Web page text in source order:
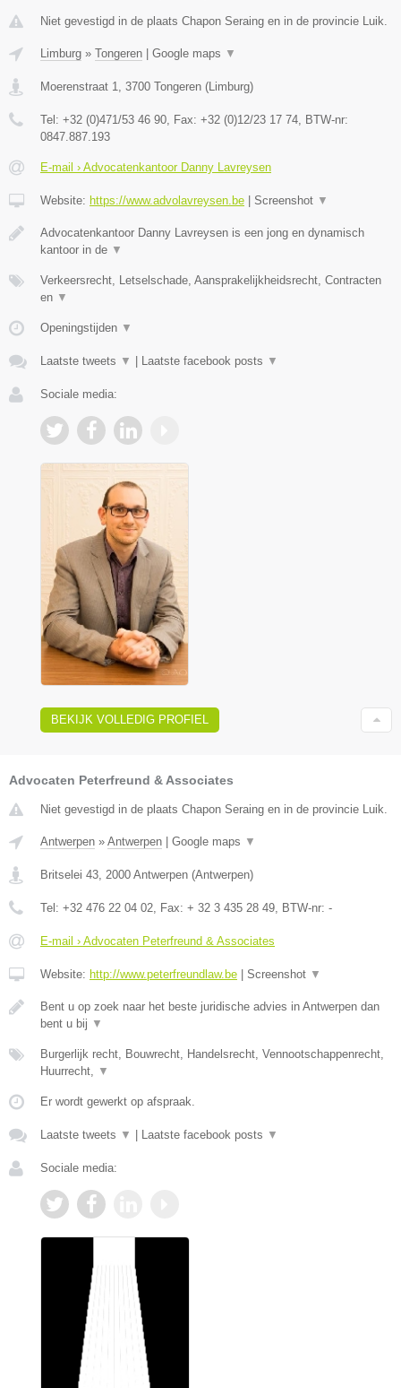
Niet gevestigd in de plaats Chapon Seraing en in de provincie Luik.
Limburg » Tongeren Google maps ▼
Moerenstraat 1, 3700 Tongeren (Limburg)
Tel: +32 (0)471/53 46 90, Fax: +32 (0)12/23 17 74, BTW-nr:
0847.887.193
E-mail › Advocatenkantoor Danny Lavreysen
Website: https://www.advolavreysen.be Screenshot ▼
Advocatenkantoor Danny Lavreysen is een jong en dynamisch
kantoor in de ▼
Verkeersrecht, Letselschade, Aansprakelijkheidsrecht, Contracten
en ▼
Openingstijden ▼
Laatste tweets ▼ Laatste facebook posts ▼
Sociale media:
BEKIJK VOLLEDIG PROFIEL
Advocaten Peterfreund & Associates
Niet gevestigd in de plaats Chapon Seraing en in de provincie Luik.
Antwerpen » Antwerpen Google maps ▼
Britselei 43 2000 Antwerpen (Antwerpen)
Tel: +32 476 22 04 02 , Fax: + 32 3 435 28 49 , BTW-nr: -
E-mail › Advocaten Peterfreund & Associates
Website: http://www.peterfreundlaw.be Screenshot ▼
Bent u op zoek naar het beste juridische advies in Antwerpen dan
bent u bij ▼
Burgerlijk recht, Bouwrecht, Handelsrecht, Vennootschappenrecht,
Huurrecht,
▼
Er wordt gewerkt op afspraak.
Laatste tweets ▼ Laatste facebook posts ▼
Sociale media: